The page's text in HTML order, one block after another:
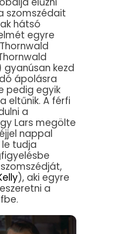
szomszédait
hátsó
egyre
gyanúsan kezd
ápolásra
pedig egyik
eltűnik. A férfi
a
Lars megölte
nappal
tudja
), aki egyre
a